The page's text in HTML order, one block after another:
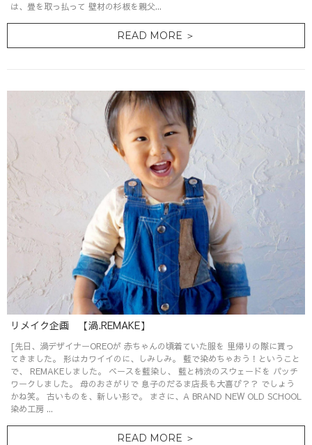
は、畳を取っ払って 壁材の杉板を親父...
READ MORE ＞
リメイク企画 【渦.REMAKE】
[先日、渦デザイナーOREOが 赤ちゃんの頃着ていた服を 里帰りの際に貰っ
てきました。 形はカワイイのに、しみしみ。 藍で染めちゃおう！ということ
で、 REMAKEしました。 ベースを藍染し、 藍と柿渋のスウェードを パッチ
ワークしました。 母のおさがりで 息子のだるま店長も大喜び？？ でしょう
かね笑。 古いものを、新しい形で。 まさに、A BRAND NEW OLD SCHOOL
染め工房 ...
READ MORE ＞